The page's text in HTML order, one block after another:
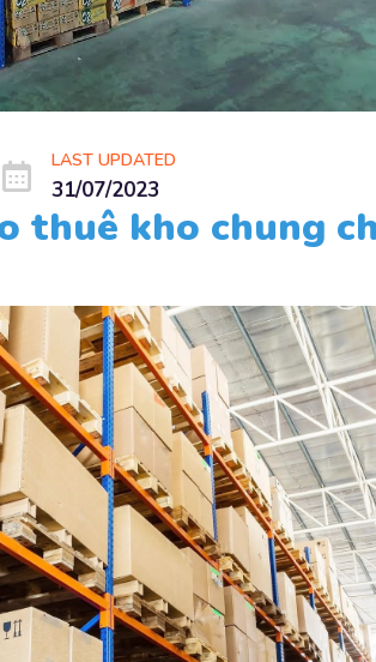
LAST UPDATED
31/07/2023
thuê kho chung